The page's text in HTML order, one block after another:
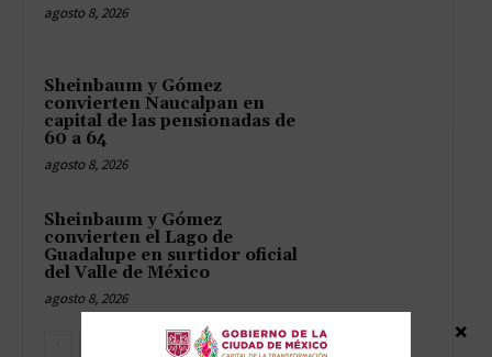
agosto 8, 2026
Sheinbaum y Gómez
convierten Naucalpan en
capital de las pensionadas de
60 a 64
agosto 8, 2026
Sheinbaum y Gómez
convierten el Lago de
Guadalupe en surtidor oficial
del Valle de México
agosto 8, 2026
×